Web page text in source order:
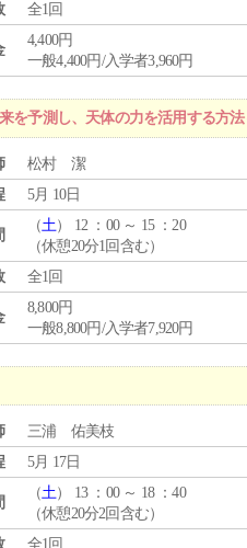
全1回
4,400円
一般4,400円/入学者3,960円
を予測し、天体の力を活用する方法
松村 潔
5月 10日
（土） 12 ：00 ～ 15 ：20
（休憩20分1回含む）
全1回
8,800円
一般8,800円/入学者7,920円
三浦 佑美枝
5月 17日
（土） 13 ：00 ～ 18 ：40
（休憩20分2回含む）
全1回